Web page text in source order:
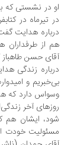
در نشستی که به
تیرماه در
هدایت گفت:
از طرفداران
حسن طاهباز که
زندگی هدایت
و امیدوارم
دارد که همچنان
آخر زندگی‌اش
ایشان هم کتاب
خودت این